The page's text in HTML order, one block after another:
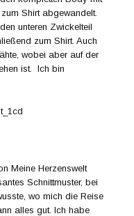
Shirt abgewandelt.
unteren Zwickelteil
zum Shirt. Auch
wobei aber auf der
ist. Ich bin
Meine Herzenswelt
Schnittmuster, bei
wo mich die Reise
alles gut. Ich habe